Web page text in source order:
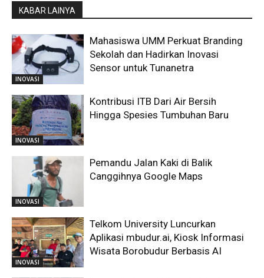
KABAR LAINYA
INOVASI
Mahasiswa UMM Perkuat Branding
Sekolah dan Hadirkan Inovasi
Sensor untuk Tunanetra
INOVASI
Kontribusi ITB Dari Air Bersih
Hingga Spesies Tumbuhan Baru
INOVASI
Pemandu Jalan Kaki di Balik
Canggihnya Google Maps
INOVASI
Telkom University Luncurkan
Aplikasi mbudur.ai, Kiosk Informasi
Wisata Borobudur Berbasis AI